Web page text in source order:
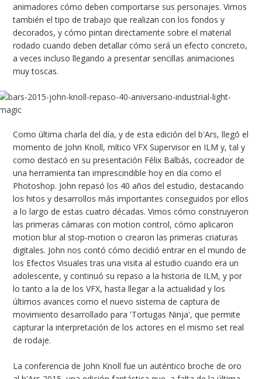
animadores cómo deben comportarse sus personajes. Vimos
también el tipo de trabajo que realizan con los fondos y
decorados, y cómo pintan directamente sobre el material
rodado cuando deben detallar cómo será un efecto concreto,
a veces incluso llegando a presentar sencillas animaciones
muy toscas.
Como última charla del día, y de esta edición del b'Ars, llegó el
momento de John Knoll, mítico VFX Supervisor en ILM y, tal y
como destacó en su presentación Félix Balbás, cocreador de
una herramienta tan imprescindible hoy en día como el
Photoshop. John repasó los 40 años del estudio, destacando
los hitos y desarrollos más importantes conseguidos por ellos
a lo largo de estas cuatro décadas. Vimos cómo construyeron
las primeras cámaras con motion control, cómo aplicaron
motion blur al stop-motion o crearon las primeras criaturas
digitales. John nos contó cómo decidió entrar en el mundo de
los Efectos Visuales tras una visita al estudio cuando era un
adolescente, y continuó su repaso a la historia de ILM, y por
lo tanto a la de los VFX, hasta llegar a la actualidad y los
últimos avances como el nuevo sistema de captura de
movimiento desarrollado para 'Tortugas Ninja', que permite
capturar la interpretación de los actores en el mismo set real
de rodaje.
La conferencia de John Knoll fue un auténtico broche de oro